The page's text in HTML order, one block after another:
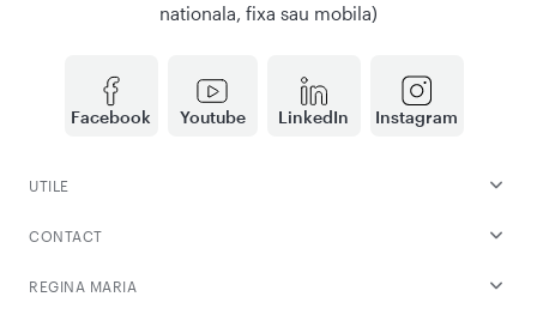
Facebook Youtube LinkedIn Instagram
nationala, fixa sau mobila)
UTILE
CONTACT
REGINA MARIA